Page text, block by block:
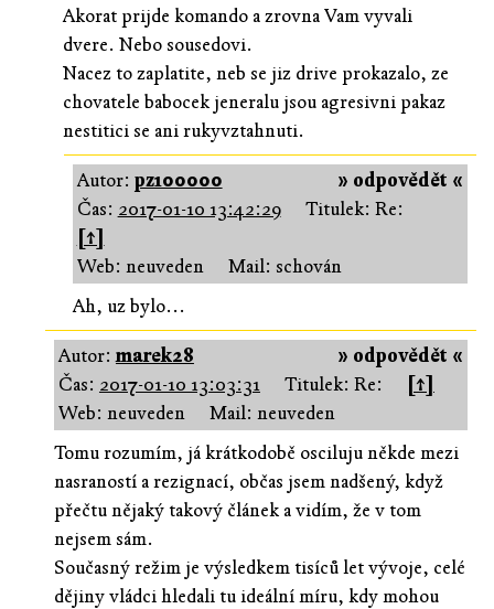
Akorat prijde komando a zrovna Vam vyvali
dvere. Nebo sousedovi.
Nacez to zaplatite, neb se jiz drive prokazalo, ze
chovatele babocek jeneralu jsou agresivni pakaz
nestitici se ani rukyvztahnuti.
» odpovědět «
Autor: pz100000
Čas: 2017-01-10 13:42:29
Titulek: Re:
[↑]
Web: neuveden
Mail: schován
Ah, uz bylo...
» odpovědět «
Autor:marek28
Čas: 2017-01-10 13:03:31 Titulek: Re:
[↑]
Web: neuveden
Mail: neuveden
Tomu rozumím, já krátkodobě osciluju někde mezi
nasraností a rezignací, občas jsem nadšený, když
přečtu nějaký takový článek a vidím, že v tom
nejsem sám.
Současný režim je výsledkem tisíců let vývoje, celé
dějiny vládci hledali tu ideální míru, kdy mohou